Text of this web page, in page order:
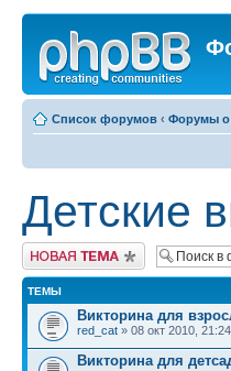
Список форумов ‹ Форумы о
Детские
Новая тема
ТЕМЫ
Викторина для
red_cat » 08 окт 2010, 21:24
Викторина для